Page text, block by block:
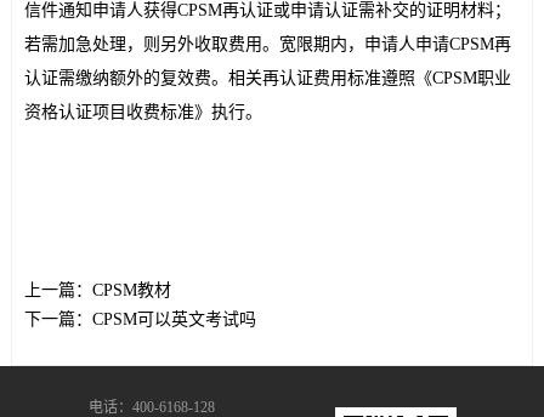
信件通知申请人获得CPSM再认证或申请认证需补交的证明材料；
若需加急处理，则另外收取费用。宽限期内，申请人申请CPSM再
认证需缴纳额外的复效费。相关再认证费用标准遵照《CPSM职业
资格认证项目收费标准》执行。
上一篇： CPSM教材
下一篇： CPSM可以英文考试吗
电话：400-6168-128